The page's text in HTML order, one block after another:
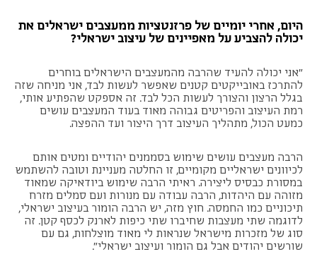
היום, אחרי יומיים של פרזנטציות ממעצבים ישראלים את
יכולה להצביע על מאפיינים של עיצוב ישראלי?
"אני יכולה להעיד שהרבה מהמעצבים הישראלים בוחרים
להתרכז באובייקטים קטנים שאפשר לעשות לבד, אני מניחה שזה
בגלל הרצון והצורך לעשות הכל לבד. זה אספקט שהפתיע אותי,
רמת העיצוב והפריטים גבוהה מאוד בעוד המעצבים עושים
כמעט הכול, מתהליך העיצוב דרך היצור ועד ההפצה.
הרבה מעצבים עושים שימוש בסממנים יהודיים ומטים אותם
לכיוונים ישראליים מקומיים, זו החלטה מעניינת וטובה להשתמש
במסורת כבסיס ליצירה. ראיתי הרבה שימוש ביודאיקה שמאוד
מזוהה עם היהדות, הרבה עבודה עם מנורות ועם סמלים מזרח
תיכוניים כמו החמסה. חוץ מזה, יש הרבה הומור בעיצוב ישראלי,
לדוגמה שתי מעצבות שחיברו שתי כיפות לארנק לכסף קטן. זה
סוג של מזכרות מישראל שנראות לי מאוד מוצלחות, גם עם
שורשים יהודים אבל גם הומור ועיצוב ישראלי".